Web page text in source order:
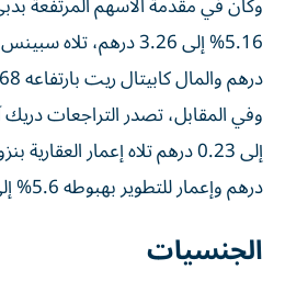
درهم والمال كابيتال ريت بارتفاعه 1.68% إلى 1.21 درهم.
درهم وإعمار للتطوير بهبوطه 5.6% إلى 14.1 درهم.
الجنسيات